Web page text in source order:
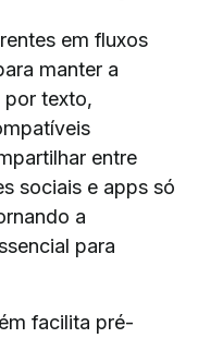
em fluxos
manter a
por texto,
entre
sociais e apps só
a
para
facilita pré-